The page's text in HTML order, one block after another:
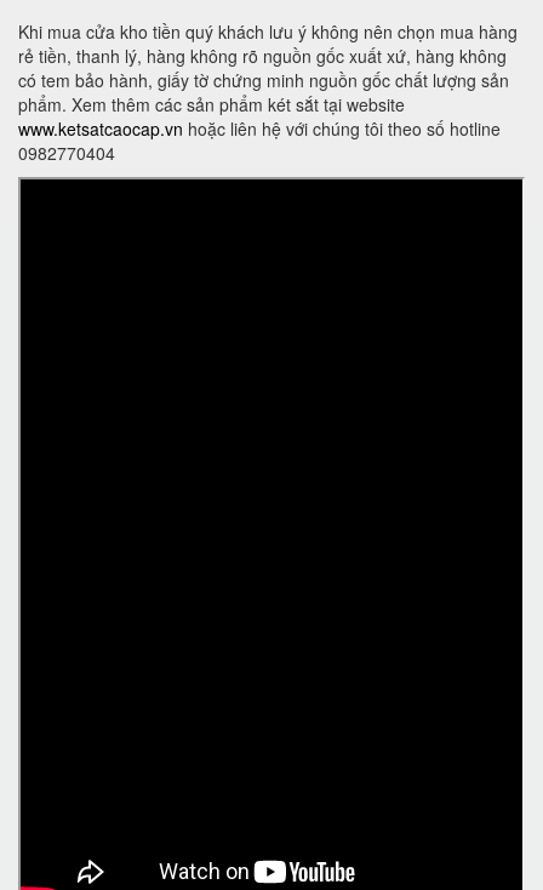
Khi mua cửa kho tiền quý khách lưu ý không nên chọn mua hàng
rẻ tiền, thanh lý, hàng không rõ nguồn gốc xuất xứ, hàng không
có tem bảo hành, giấy tờ chứng minh nguồn gốc chất lượng sản
phẩm. Xem thêm các sản phẩm két sắt tại website
www.ketsatcaocap.vn hoặc liên hệ với chúng tôi theo số hotline
0982770404